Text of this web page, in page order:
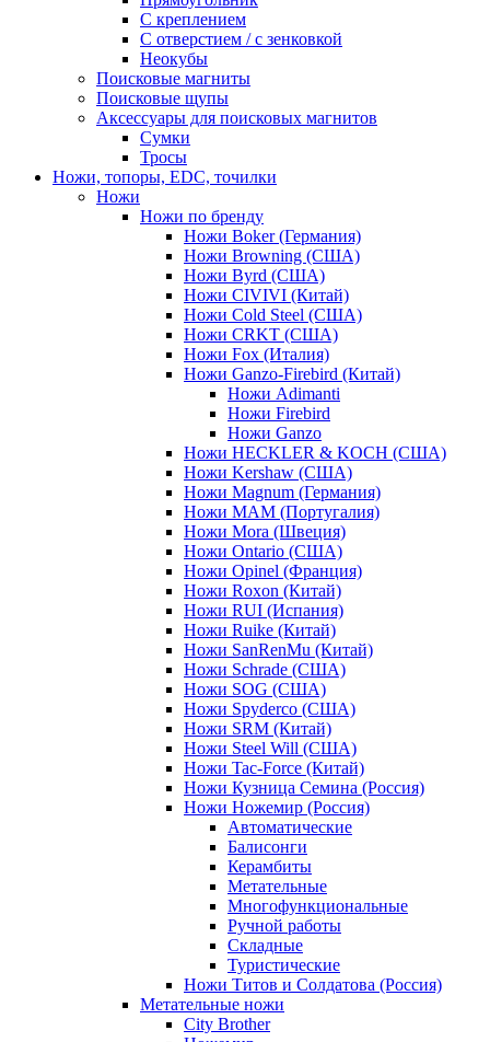
С креплением
С отверстием / с зенковкой
Неокубы
Поисковые магниты
Поисковые щупы
Аксессуары для поисковых магнитов
Сумки
Тросы
Ножи, топоры, EDC, точилки
Ножи
Ножи по бренду
Ножи Boker (Германия)
Ножи Browning (США)
Ножи Byrd (США)
Ножи CIVIVI (Китай)
Ножи Cold Steel (США)
Ножи CRKT (США)
Ножи Fox (Италия)
Ножи Ganzo-Firebird (Китай)
Ножи Adimanti
Ножи Firebird
Ножи Ganzo
Ножи HECKLER & KOCH (США)
Ножи Kershaw (США)
Ножи Magnum (Германия)
Ножи MAM (Португалия)
Ножи Mora (Швеция)
Ножи Ontario (США)
Ножи Opinel (Франция)
Ножи Roxon (Китай)
Ножи RUI (Испания)
Ножи Ruike (Китай)
Ножи SanRenMu (Китай)
Ножи Schrade (США)
Ножи SOG (США)
Ножи Spyderco (США)
Ножи SRM (Китай)
Ножи Steel Will (США)
Ножи Tac-Force (Китай)
Ножи Кузница Семина (Россия)
Ножи Ножемир (Россия)
Автоматические
Балисонги
Керамбиты
Метательные
Многофункциональные
Ручной работы
Складные
Туристические
Ножи Титов и Солдатова (Россия)
Метательные ножи
City Brother